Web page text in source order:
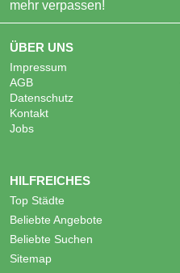
mehr verpassen!
ÜBER UNS
Impressum
AGB
Datenschutz
Kontakt
Jobs
HILFREICHES
Top Städte
Beliebte Angebote
Beliebte Suchen
Sitemap